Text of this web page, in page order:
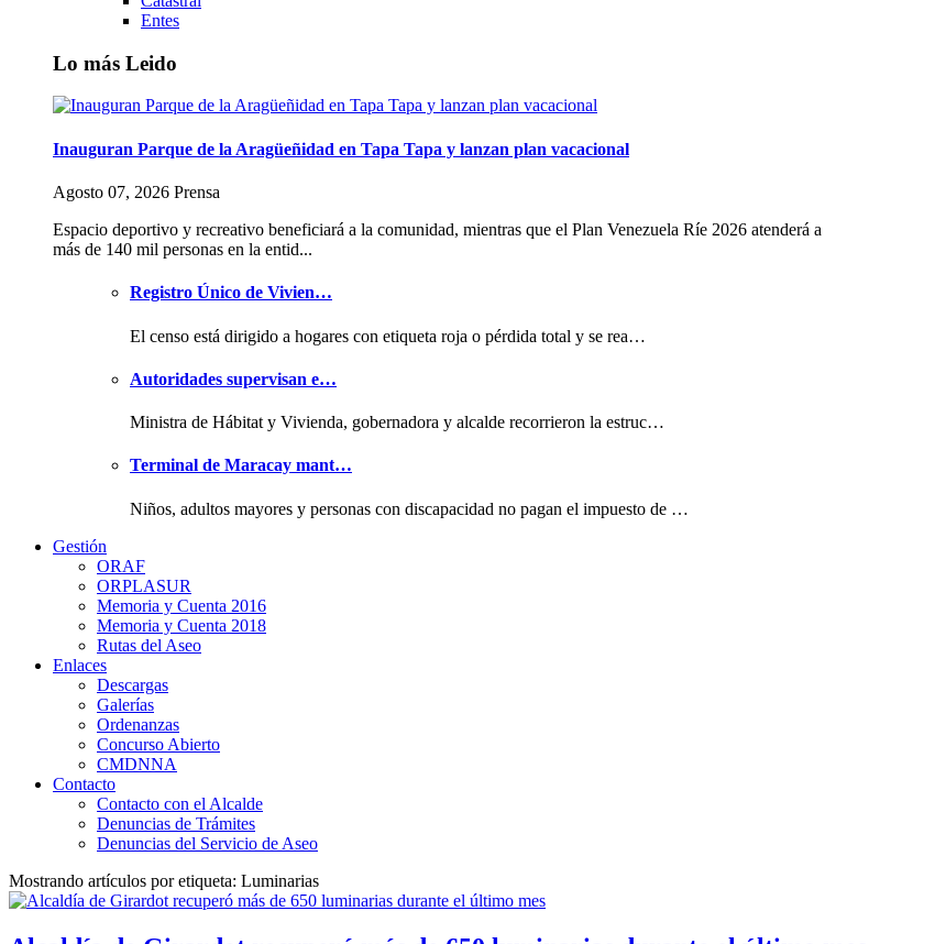
Entes
Lo más Leido
Inauguran Parque de la Aragüeñidad en Tapa Tapa y lanzan plan vacacional
Agosto 07, 2026 Prensa
Espacio deportivo y recreativo beneficiará a la comunidad, mientras que el Plan Venezuela Ríe 2026 atenderá a
más de 140 mil personas en la entid...
Registro Único de Vivien…
El censo está dirigido a hogares con etiqueta roja o pérdida total y se rea…
Autoridades supervisan e…
Ministra de Hábitat y Vivienda, gobernadora y alcalde recorrieron la estruc…
Terminal de Maracay mant…
Niños, adultos mayores y personas con discapacidad no pagan el impuesto de …
Gestión
ORAF
ORPLASUR
Memoria y Cuenta 2016
Memoria y Cuenta 2018
Rutas del Aseo
Enlaces
Descargas
Galerías
Ordenanzas
Concurso Abierto
CMDNNA
Contacto
Contacto con el Alcalde
Denuncias de Trámites
Denuncias del Servicio de Aseo
Mostrando artículos por etiqueta: Luminarias